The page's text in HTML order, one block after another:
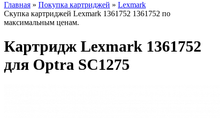
Главная » Покупка картриджей » Lexmark
Скупка картриджей Lexmark 1361752 1361752 по
максимальным ценам.
Картридж Lexmark 1361752
для Optra SC1275